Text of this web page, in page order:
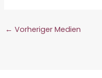
← Vorheriger Medien